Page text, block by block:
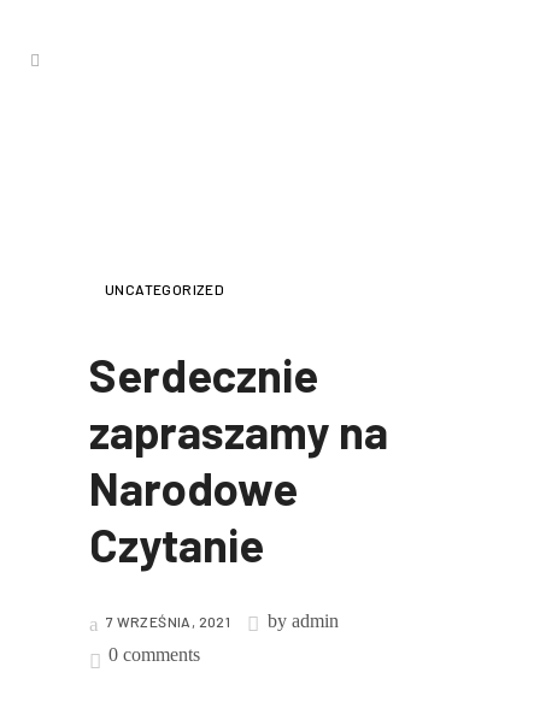
UNCATEGORIZED
Serdecznie
zapraszamy na
Narodowe
Czytanie
7 WRZEŚNIA, 2021 byadmin
0 comments